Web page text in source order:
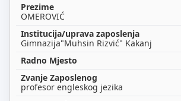
OMEROVIĆ
Gimnazija"Muhsin Rizvić" Kakanj
profesor engleskog jezika